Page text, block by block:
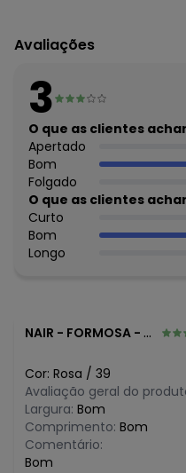
Observação: Palmilha
Tecido: Sintético
Avaliações
3
O que as clientes
Apertado
Bom
Folgado
O que as clientes
Curto
Bom
Longo
NAIR - FORMOSA - GO
Cor: Rosa / 39
Avaliação geral do
Largura: Bom
Comprimento: Bom
Comentário:
Bom